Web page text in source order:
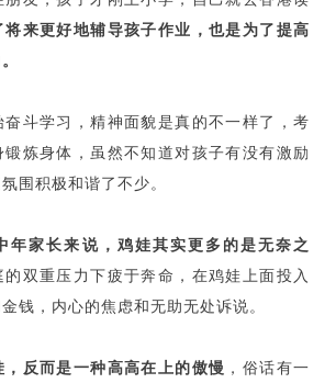
将来更好地辅导孩子作业，也是为了提高
奋斗学习，精神面貌是真的不一样了，考
炼身体，虽然不知道对孩子有没有激励
围积极和谐了不少。
年家长来说，鸡娃其实更多的是无奈之
的双重压力下疲于奔命，在鸡娃上面投入
钱，内心的焦虑和无助无处诉说。
反而是一种高高在上的傲慢 ，俗话有一